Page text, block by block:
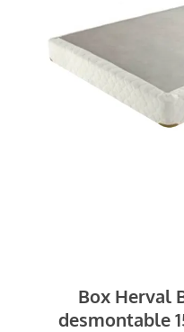
Box Herval
desmontable